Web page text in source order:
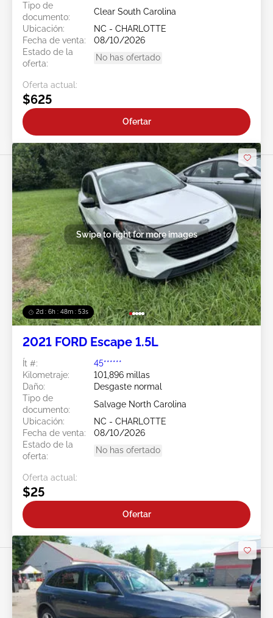
Tipo de
documento:
Clear South Carolina
Ubicación:
NC - CHARLOTTE
Fecha de venta:
08/10/2026
Estado de la
oferta:
No has ofertado
Oferta actual:
$625
Ofertar
2d : 6h : 48m : 51s
Swipe to right for more images
2021 FORD Escape 1.5L
Ít #:
45******
Kilometraje:
101,896 millas
Daño:
Desgaste normal
Tipo de
documento:
Salvage North Carolina
Ubicación:
NC - CHARLOTTE
Fecha de venta:
08/10/2026
Estado de la
oferta:
No has ofertado
Oferta actual:
$25
Ofertar